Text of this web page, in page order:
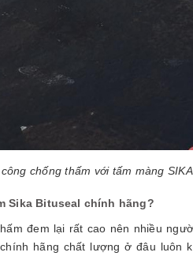
chống thấm với tấm màng
Sika Bituseal chính hãng?
đem lại rất cao nên nhiều
hãng chất lượng ở đâu luôn